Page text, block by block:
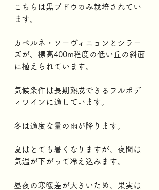
こちらは黒ブドウのみ栽培されてい
ます。
カベルネ・ソーヴィニョンとシラー
ズが、標高400m程度の低い丘の斜面
に植えられています。
気候条件は長期熟成できるフルボデ
ィワインに適しています。
冬は適度な量の雨が降ります。
夏はとても暑くなりますが、夜間は
気温が下がって冷え込みます。
昼夜の寒暖差が大きいため、果実は